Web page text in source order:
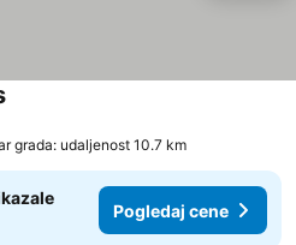
grada: udaljenost 10.7 km
Pogledaj cene